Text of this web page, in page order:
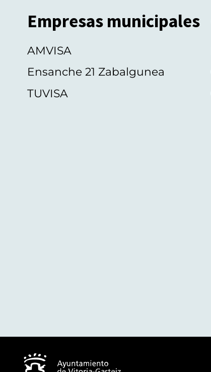
Empresas municipales
AMVISA
Ensanche 21 Zabalgunea
TUVISA